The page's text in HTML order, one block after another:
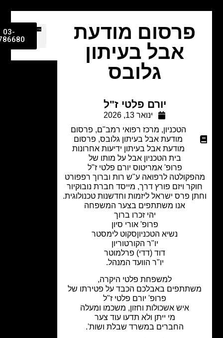
פרסום מודעת
אבל בעיתון
גלובס
יורם פלטי ז"ל
ינואר 13, 2026
,מרכז רפואי רמב"ם ,פרסום
מודעת אבל בעיתון גלובס, פרסום
מודעת אבל בעיתון ידיעות אחרונות
בית הטכניון אבל על מותו של
פרופ' אמריטוס יורם פלטי ז"ל
לרפואה ע"ש רות וברוך רפפורט
ויזם פורץ דרך, מייסד חברת נובוקיור
פרס ישראל ליזמות וחדשנות טכנולוגית.
אנו משתתפים בצער המשפחה
יהי זכרו ברוך
פרופ' אורי סיון
נשיא הטכניוןסקוט לימסטר
יו"ר הקורטוריון
דוד (דדי) פרלמוטר
יו"ר הוועד המנהל.
למשפחת פלטי היקרה,
באבלכם הכבד על פטירתו של
פרופ' יורם פלטי ז"ל
איש אשכולות וחזון, משכמו ומעלה
מי ייתן ולא תדעו עוד צער
החברים במשרד שבלת ושות'.
03-
9786680